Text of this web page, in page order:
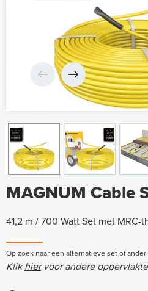
MAGNUM Cable
41,2 m / 700 Watt Set met MRC-
Op zoek naar een alternatieve set of ander
Klikhiervoor andere